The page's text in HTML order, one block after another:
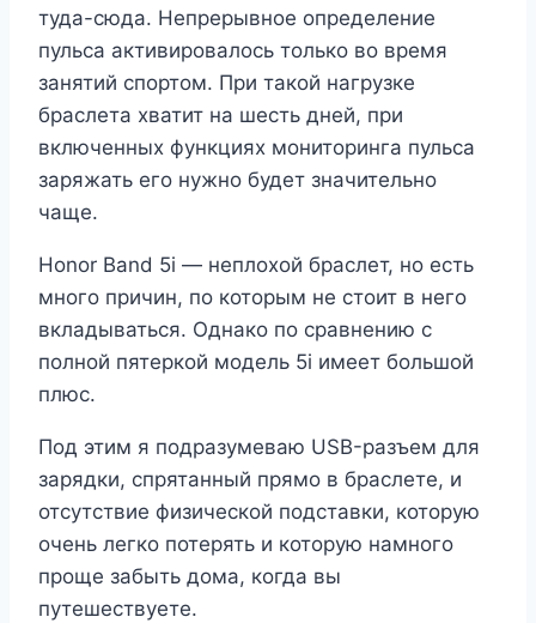
туда-сюда. Непрерывное определение
пульса активировалось только во время
занятий спортом. При такой нагрузке
браслета хватит на шесть дней, при
включенных функциях мониторинга пульса
заряжать его нужно будет значительно
чаще.
Honor Band 5i — неплохой браслет, но есть
много причин, по которым не стоит в него
вкладываться. Однако по сравнению с
полной пятеркой модель 5i имеет большой
плюс.
Под этим я подразумеваю USB-разъем для
зарядки, спрятанный прямо в браслете, и
отсутствие физической подставки, которую
очень легко потерять и которую намного
проще забыть дома, когда вы
путешествуете.